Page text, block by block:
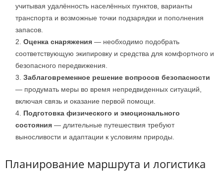
учитывая удалённость населённых пунктов, варианты
транспорта и возможные точки подзарядки и пополнения
запасов.
Оценка снаряжения — необходимо подобрать
соответствующую экипировку и средства для комфортного и
безопасного передвижения.
Заблаговременное решение вопросов безопасности
— продумать меры во время непредвиденных ситуаций,
включая связь и оказание первой помощи.
Подготовка физического и эмоционального
состояния — длительные путешествия требуют
выносливости и адаптации к условиям природы.
Планирование маршрута и логистика